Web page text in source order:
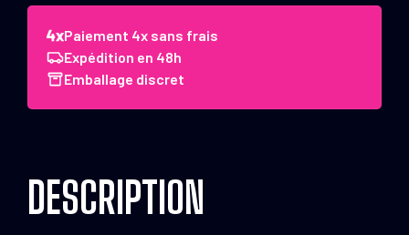
Appeau
oie
rieuse
Paiement 4x sans frais
Expédition en 48h
Emballage discret
DESCRIPTION